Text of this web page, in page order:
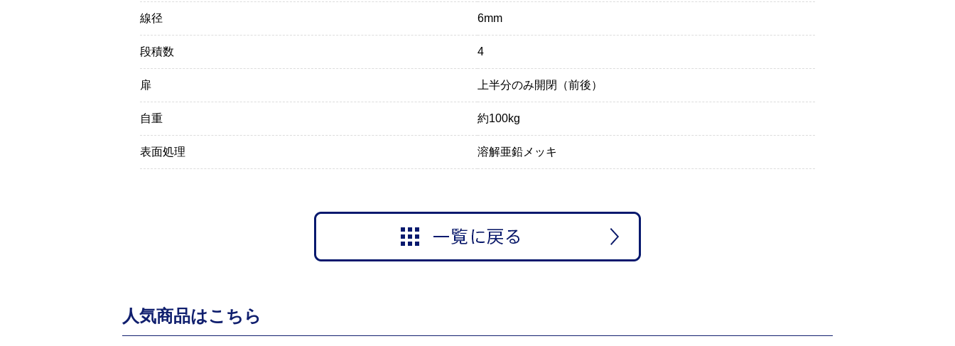
線径 6mm
段積数 4
扉 上半分のみ開閉（前後）
自重 約100kg
表面処理 溶解亜鉛メッキ
人気商品はこちら